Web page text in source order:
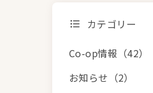
カテゴリー
Co-op情報（42）
お知らせ（2）